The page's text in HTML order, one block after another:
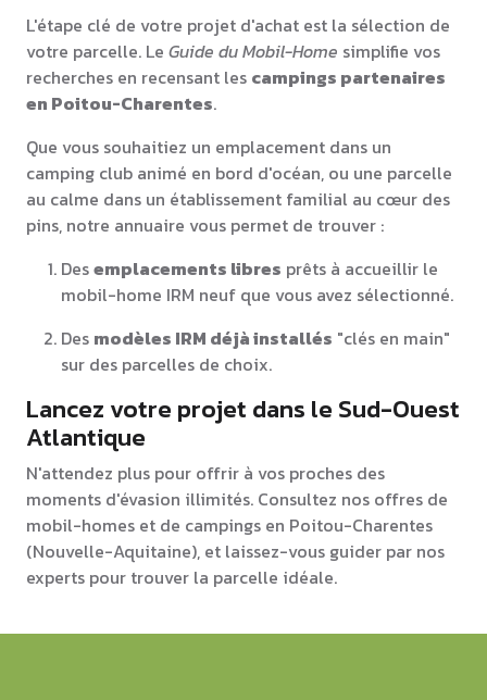
L'étape clé de votre projet d'achat est la sélection de
votre parcelle. Le Guide du Mobil-Home simplifie vos
recherches en recensant les campings partenaires
en Poitou-Charentes.
Que vous souhaitiez un emplacement dans un
camping club animé en bord d'océan, ou une parcelle
au calme dans un établissement familial au cœur des
pins, notre annuaire vous permet de trouver :
Desemplacements libres prêts à accueillir le
mobil-home IRM neuf que vous avez sélectionné.
Des modèles IRM déjà installés "clés en main"
sur des parcelles de choix.
Lancez votre projet dans le Sud-Ouest
Atlantique
N'attendez plus pour offrir à vos proches des
moments d'évasion illimités. Consultez nos offres de
mobil-homes et de campings en Poitou-Charentes
(Nouvelle-Aquitaine), et laissez-vous guider par nos
experts pour trouver la parcelle idéale.